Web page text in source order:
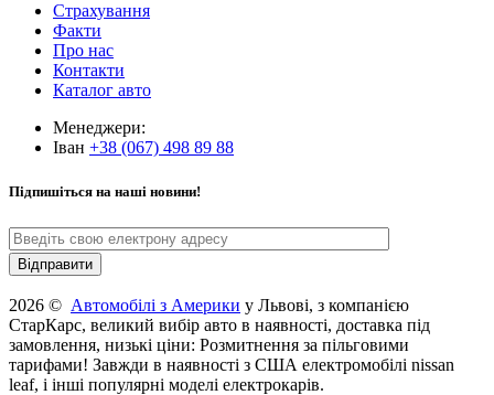
Страхування
Факти
Про нас
Контакти
Каталог авто
Менеджери:
Іван +38 (067) 498 89 88
Підпишіться на наші новини!
2026 © Автомобілі з Америки у Львові, з компанією
СтарКарс, великий вибір авто в наявності, доставка під
замовлення, низькі ціни: Розмитнення за пільговими
тарифами! Завжди в наявності з США електромобілі nissan
leaf, і інші популярні моделі електрокарів.